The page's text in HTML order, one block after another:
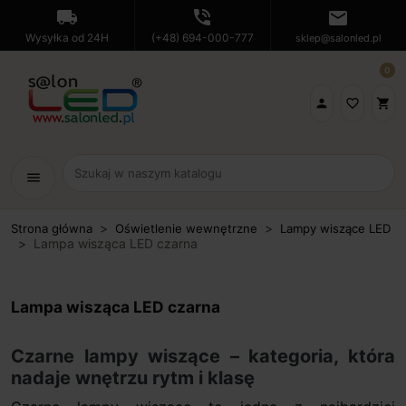
local_shipping
Wysyłka od 24H
phone_in_talk
(+48) 694-000-777
mail
sklep@salonled.pl
 favorite_border shopping_cart
0
menu
Strona główna Oświetlenie wewnętrzne Lampy wiszące LED
Lampa wisząca LED czarna
Lampa wisząca LED czarna
Czarne lampy wiszące – kategoria, która
nadaje wnętrzu rytm i klasę